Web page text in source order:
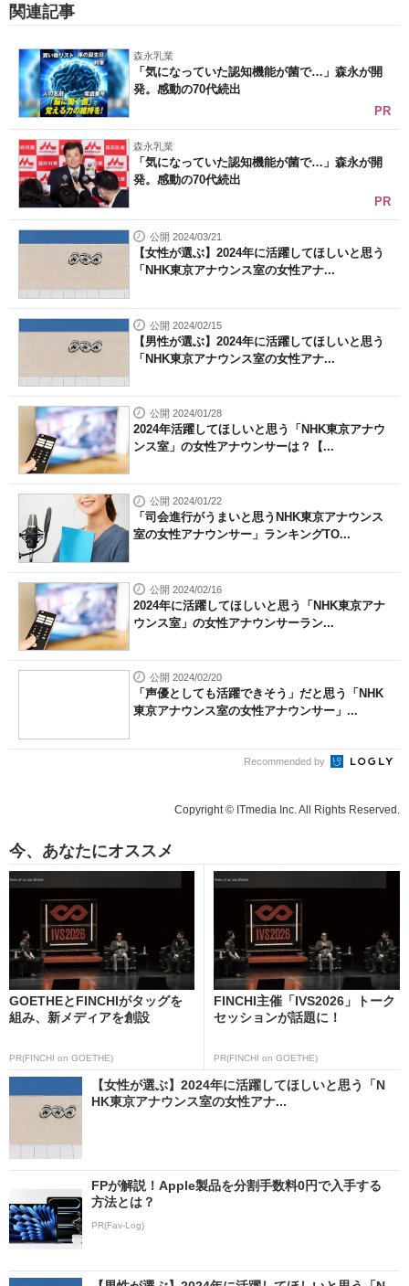
関連記事
森永乳業
「気になっていた認知機能が菌で…」森永が開
発。感動の70代続出
PR
森永乳業
「気になっていた認知機能が菌で…」森永が開
発。感動の70代続出
PR
公開 2024/03/21
【女性が選ぶ】2024年に活躍してほしいと思う
「NHK東京アナウンス室の女性アナ...
公開 2024/02/15
【男性が選ぶ】2024年に活躍してほしいと思う
「NHK東京アナウンス室の女性アナ...
公開 2024/01/28
2024年活躍してほしいと思う「NHK東京アナウ
ンス室」の女性アナウンサーは？【...
公開 2024/01/22
「司会進行がうまいと思うNHK東京アナウンス
室の女性アナウンサー」ランキングTO...
公開 2024/02/16
2024年に活躍してほしいと思う「NHK東京アナ
ウンス室」の女性アナウンサーラン...
公開 2024/02/20
「声優としても活躍できそう」だと思う「NHK
東京アナウンス室の女性アナウンサー」...
Recommended by
Copyright © ITmedia Inc. All Rights Reserved.
今、あなたにオススメ
GOETHEとFINCHIがタッグを
組み、新メディアを創設
PR(FINCHI on GOETHE)
FINCHI主催「IVS2026」トーク
セッションが話題に！
PR(FINCHI on GOETHE)
【女性が選ぶ】2024年に活躍してほしいと思う「N
HK東京アナウンス室の女性アナ...
FPが解説！Apple製品を分割手数料0円で入手する
方法とは？
PR(Fav-Log)